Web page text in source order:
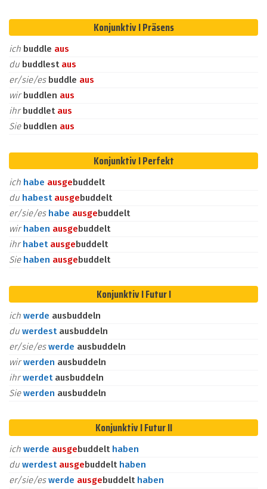
Konjunktiv I Präsens
ich buddle aus
du buddlest aus
er/sie/es buddle aus
wirbuddlen aus
ihrbuddlet aus
Sie buddlen aus
Konjunktiv I Perfekt
ich habe ausgebuddelt
du habest ausgebuddelt
er/sie/es habe ausgebuddelt
wirhaben ausgebuddelt
ihrhabet ausgebuddelt
Sie haben ausgebuddelt
Konjunktiv I Futur I
ich werde ausbuddeln
du werdest ausbuddeln
er/sie/eswerde ausbuddeln
wirwerden ausbuddeln
ihrwerdet ausbuddeln
Siewerden ausbuddeln
Konjunktiv I Futur II
ich werde ausgebuddelt haben
du werdest ausgebuddelt haben
er/sie/eswerde ausgebuddelt haben